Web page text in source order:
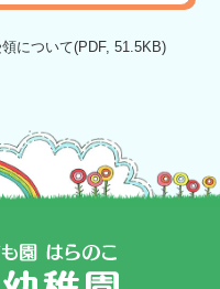
について(PDF, 51.5KB)